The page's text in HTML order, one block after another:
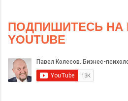
ПОДПИШИТЕСЬ НА
YOUTUBE